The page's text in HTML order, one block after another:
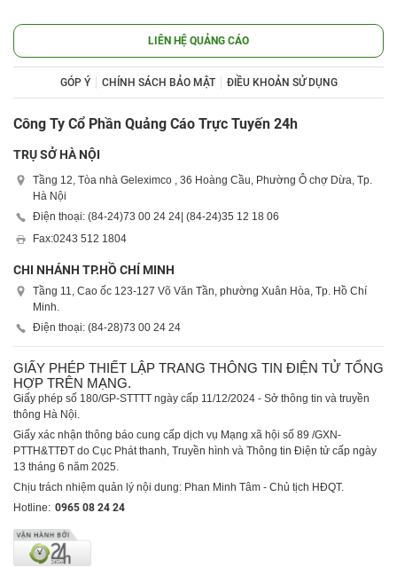
LIÊN HỆ QUẢNG CÁO
GÓP Ý CHÍNH SÁCH BẢO MẬT ĐIỀU KHOẢN SỬ DỤNG
Công Ty Cổ Phần Quảng Cáo Trực Tuyến 24h
TRỤ SỞ HÀ NỘI
Tầng 12, Tòa nhà Geleximco , 36 Hoàng Cầu, Phường Ô chợ Dừa, Tp.
Hà Nội
Điện thoại: (84-24)73 00 24 24 | (84-24)35 12 18 06
Fax:0243 512 1804
CHI NHÁNH TP.HỒ CHÍ MINH
Tầng 11, Cao ốc 123-127 Võ Văn Tần, phường Xuân Hòa, Tp. Hồ Chí
Minh.
Điện thoại: (84-28)73 00 24 24
GIẤY PHÉP THIẾT LẬP TRANG THÔNG TIN ĐIỆN TỬ TỔNG
HỢP TRÊN MẠNG.
Giấy phép số 180/GP-STTTT ngày cấp 11/12/2024 - Sở thông tin và truyền
thông Hà Nội.
Giấy xác nhận thông báo cung cấp dịch vụ Mạng xã hội số 89 /GXN-
PTTH&TTĐT do Cục Phát thanh, Truyền hình và Thông tin Điện tử cấp ngày
13 tháng 6 năm 2025.
Chịu trách nhiệm quản lý nội dung: Phan Minh Tâm - Chủ tịch HĐQT.
Hotline: 0965 08 24 24